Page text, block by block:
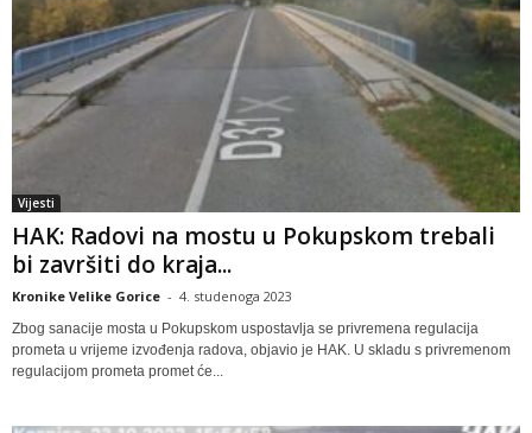
Vijesti
HAK: Radovi na mostu u Pokupskom trebali
bi završiti do kraja...
Kronike Velike Gorice - 4. studenoga 2023
Zbog sanacije mosta u Pokupskom uspostavlja se privremena regulacija
prometa u vrijeme izvođenja radova, objavio je HAK. U skladu s privremenom
regulacijom prometa promet će...